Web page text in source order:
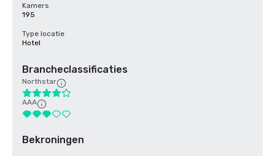
Kamers
195
Type locatie
Hotel
Brancheclassificaties
Northstar
AAA
Bekroningen